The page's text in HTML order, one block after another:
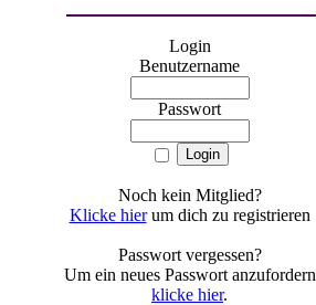
Login
Benutzername
Passwort
Noch kein Mitglied?
Klicke hierum dich zu registrieren
Passwort vergessen?
Um ein neues Passwort anzufordern
klicke hier.